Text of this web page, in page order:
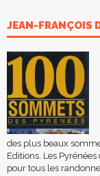
JEAN-FRANÇOIS
des plus beaux
Editions. Les
pour tous les